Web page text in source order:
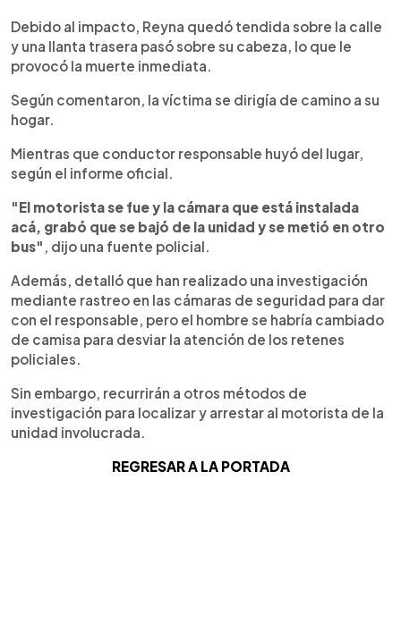
Debido al impacto, Reyna quedó tendida sobre la calle
y una llanta trasera pasó sobre su cabeza, lo que le
provocó la muerte inmediata.
Según comentaron, la víctima se dirigía de camino a su
hogar.
Mientras que conductor responsable huyó del lugar,
según el informe oficial.
"El motorista se fue y la cámara que está instalada
acá, grabó que se bajó de la unidad y se metió en otro
bus" , dijo una fuente policial.
Además, detalló que han realizado una investigación
mediante rastreo en las cámaras de seguridad para dar
con el responsable, pero el hombre se habría cambiado
de camisa para desviar la atención de los retenes
policiales.
Sin embargo, recurrirán a otros métodos de
investigación para localizar y arrestar al motorista de la
unidad involucrada.
REGRESAR A LA PORTADA